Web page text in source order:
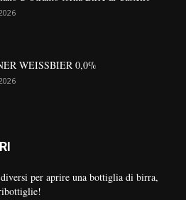
WEISSBIER 0,0%
per aprire una bottiglia di birra,